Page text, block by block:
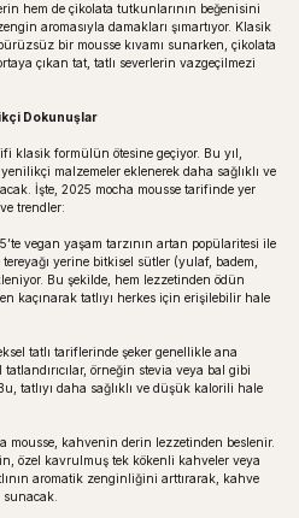
hem de çikolata tutkunlarının beğenisini
aromasıyla damakları şımartıyor. Klasik
bir mousse kıvamı sunarken, çikolata
çıkan tat, tatlı severlerin vazgeçilmezi
Dokunuşlar
klasik formülün ötesine geçiyor. Bu yıl,
malzemeler eklenerek daha sağlıklı ve
İşte, 2025 mocha mousse tarifinde yer
trendler:
vegan yaşam tarzının artan popülaritesi ile
yerine bitkisel sütler (yulaf, badem,
Bu şekilde, hem lezzetinden ödün
kaçınarak tatlıyı herkes için erişilebilir hale
tatlı tariflerinde şeker genellikle ana
tatlandırıcılar, örneğin stevia veya bal gibi
tatlıyı daha sağlıklı ve düşük kalorili hale
mousse, kahvenin derin lezzetinden beslenir.
özel kavrulmuş tek kökenli kahveler veya
aromatik zenginliğini arttırarak, kahve